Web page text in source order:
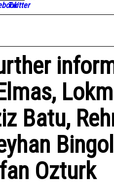
Batu,
Ozturk